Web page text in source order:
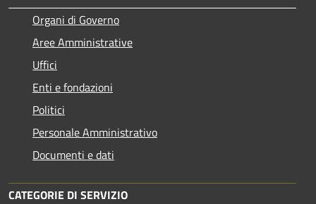
Organi di Governo
Aree Amministrative
Uffici
Enti e fondazioni
Politici
Personale Amministrativo
Documenti e dati
CATEGORIE DI SERVIZIO